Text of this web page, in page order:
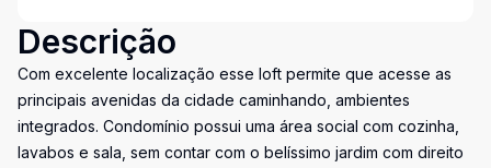
Descrição
Com excelente localização esse loft permite que acesse as
principais avenidas da cidade caminhando, ambientes
integrados. Condomínio possui uma área social com cozinha,
lavabos e sala, sem contar com o belíssimo jardim com direito